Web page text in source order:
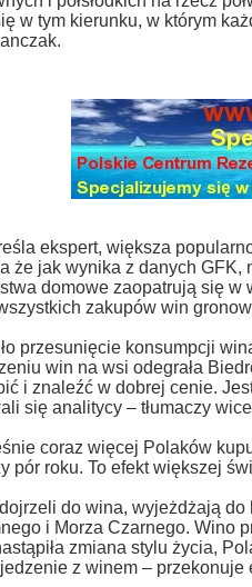
w tym kierunku, w którym
ekspert, większa
że jak wynika z danych
domowe zaopatrują się w
zakupów win
przesunięcie konsumpcji
win na wsi odegrała
i znaleźć w dobrej cenie.
się analitycy – tłumaczy
coraz więcej Polaków
pór roku. To efekt większej
do wina, wyjeżdżają
i Morza Czarnego. Wino
zmiana stylu życia,
z winem – przekonuje